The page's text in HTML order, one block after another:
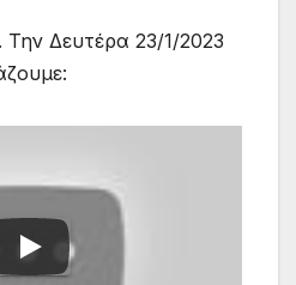
Δευτέρα 23/1/2023